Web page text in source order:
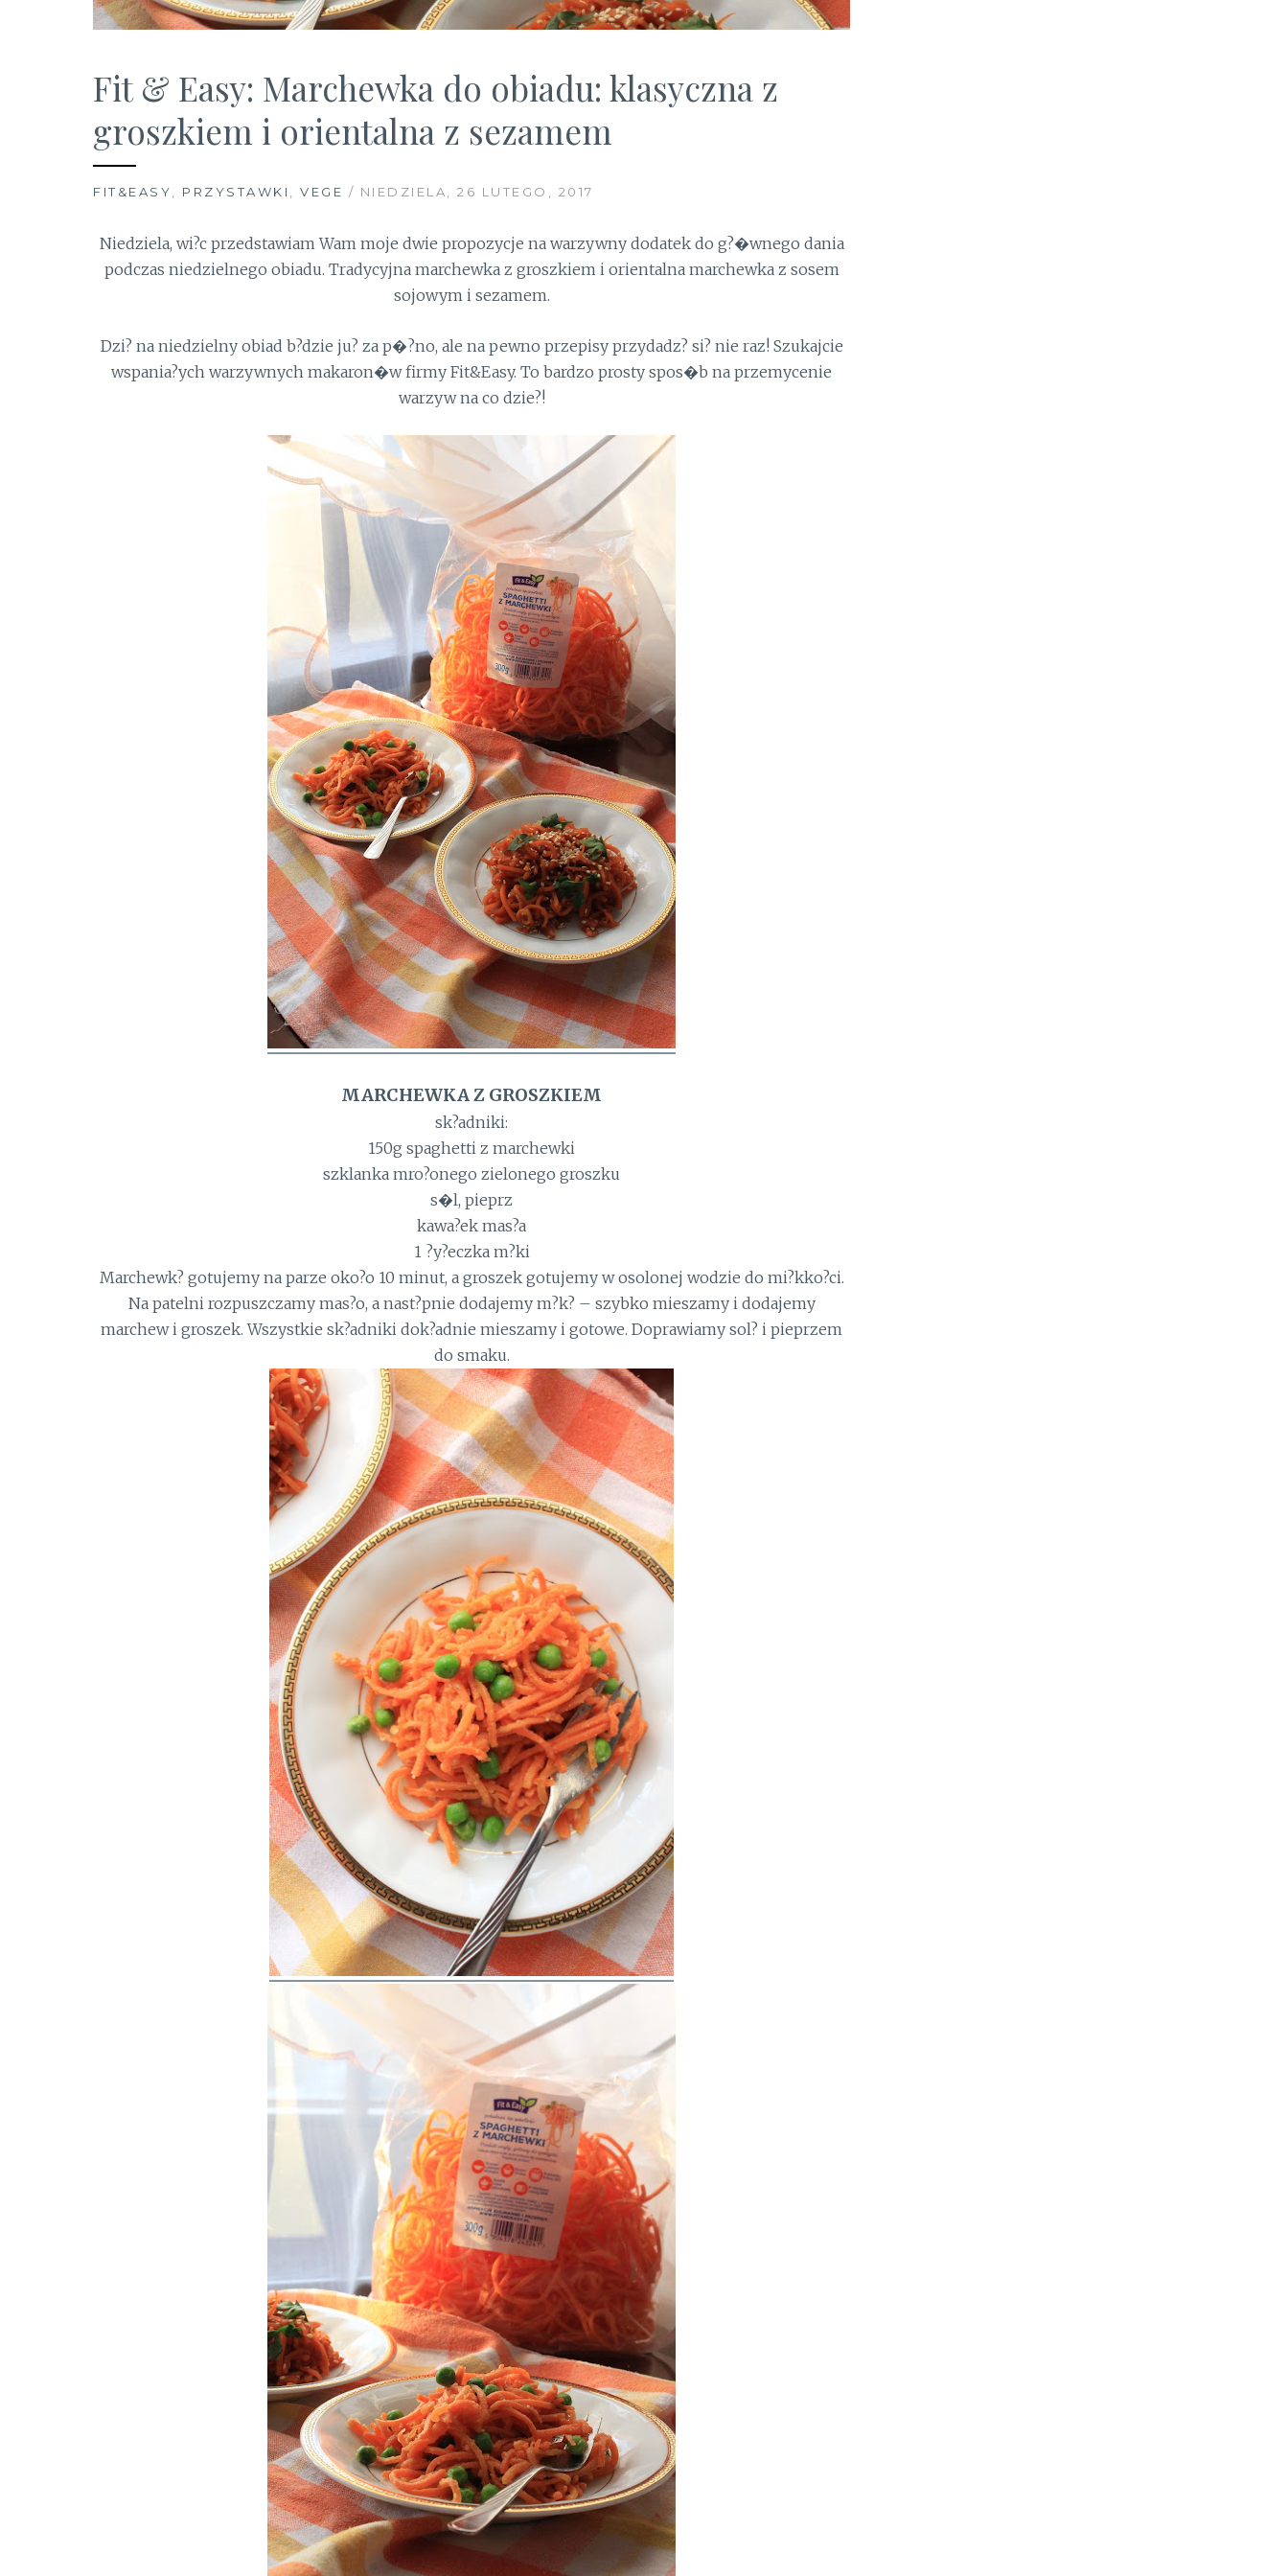
Fit & Easy: Marchewka do obiadu: klasyczna z
groszkiem i orientalna z sezamem
FIT&EASY PRZYSTAWKI VEGE / NIEDZIELA, 26 LUTEGO, 2017
Niedziela, wi?c przedstawiam Wam moje dwie propozycje na warzywny dodatek do g?�wnego dania
podczas niedzielnego obiadu. Tradycyjna marchewka z groszkiem i orientalna marchewka z sosem
sojowym i sezamem.
Dzi? na niedzielny obiad b?dzie ju? za p�?no, ale na pewno przepisy przydadz? si? nie raz! Szukajcie
wspania?ych warzywnych makaron�w firmy Fit&Easy. To bardzo prosty spos�b na przemycenie
warzyw na co dzie?!
MARCHEWKA Z GROSZKIEM
sk?adniki:
150g spaghetti z marchewki
szklanka mro?onego zielonego groszku
s�l, pieprz
kawa?ek mas?a
1 ?y?eczka m?ki
Marchewk? gotujemy na parze oko?o 10 minut, a groszek gotujemy w osolonej wodzie do mi?kko?ci.
Na patelni rozpuszczamy mas?o, a nast?pnie dodajemy m?k? – szybko mieszamy i dodajemy
marchew i groszek. Wszystkie sk?adniki dok?adnie mieszamy i gotowe. Doprawiamy sol? i pieprzem
do smaku.